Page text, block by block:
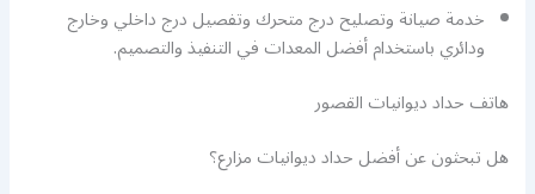
خدمة صيانة وتصليح درج متحرك وتفصيل درج داخلي وخارج
ودائري باستخدام أفضل المعدات في التنفيذ والتصميم.
هاتف حداد ديوانيات القصور
هل تبحثون عن أفضل حداد ديوانيات مزارع؟